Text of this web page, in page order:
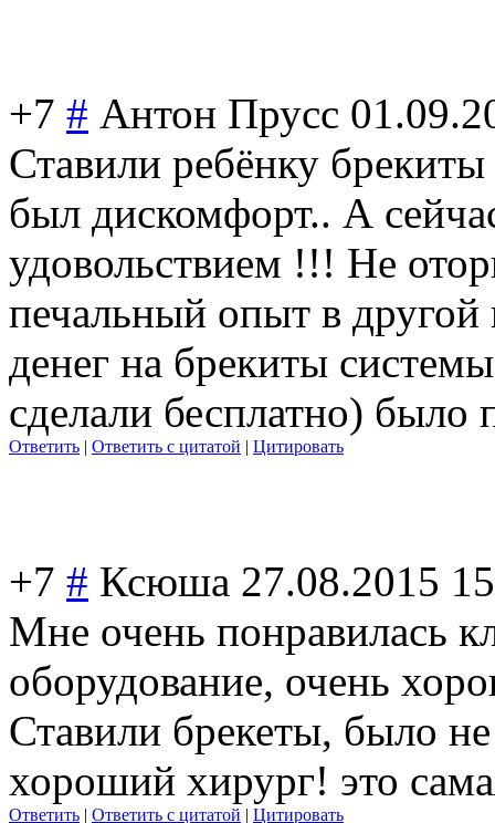
+7 # Антон Прусс
Ставили ребёнку брекиты
был дискомфорт.. А
удовольствием !!! Не
печальный опыт в другой
денег на брекиты
сделали бесплатно) было
Ответить | Ответить с цитатой | Цитировать
+7 # Ксюша 27.08.2015
Мне очень понравилась
оборудование, очень
Ставили брекеты, было
хороший хирург! это
Ответить | Ответить с цитатой | Цитировать